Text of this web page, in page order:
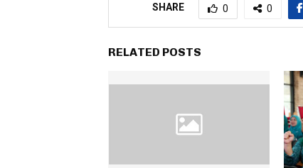
SHARE 0 0
RELATED POSTS